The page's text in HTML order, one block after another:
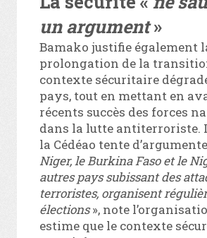
un argument»
Bamako justifie également
prolongation de la
contexte sécuritaire
pays, tout en mettant en
récents succès des forces
dans la lutte antiterroriste.
la Cédéao tente
Niger, le Burkina Faso et le
autres pays subissant des
terroristes, organisent
élections», note
estime que le contexte